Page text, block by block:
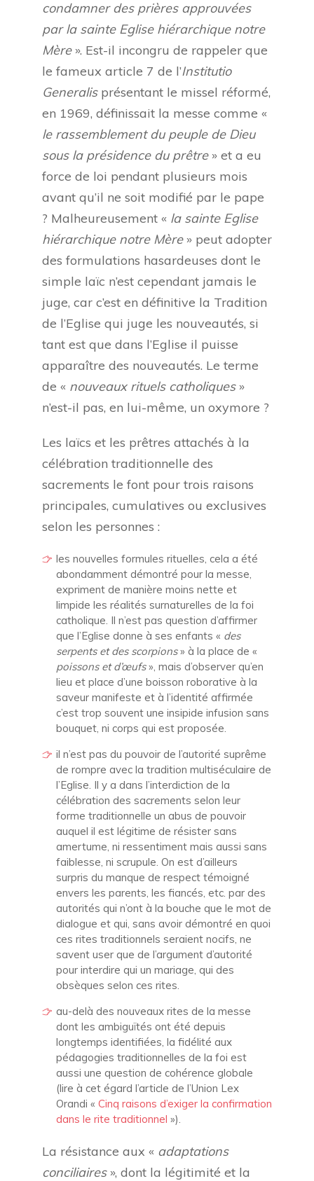
condamner des prières approuvées
par la sainte Eglise hiérarchique notre
Mère». Est-il incongru de rappeler que
le fameux article 7 de l’Institutio
Generalisprésentant le missel réformé,
en 1969, définissait la messe comme «
le rassemblement du peuple de Dieu
sous la présidence du prêtre» et a eu
force de loi pendant plusieurs mois
avant qu’il ne soit modifié par le pape
? Malheureusement « la sainte Eglise
hiérarchique notre Mère» peut adopter
des formulations hasardeuses dont le
simple laïc n’est cependant jamais le
juge, car c’est en définitive la Tradition
de l’Eglise qui juge les nouveautés, si
tant est que dans l’Eglise il puisse
apparaître des nouveautés. Le terme
de « nouveaux rituels catholiques»
n’est-il pas, en lui-même, un oxymore ?
Les laïcs et les prêtres attachés à la
célébration traditionnelle des
sacrements le font pour trois raisons
principales, cumulatives ou exclusives
selon les personnes :
les nouvelles formules rituelles, cela a été
abondamment démontré pour la messe,
expriment de manière moins nette et
limpide les réalités surnaturelles de la foi
catholique. Il n’est pas question d’affirmer
que l’Eglise donne à ses enfants « des
serpents et des scorpions» à la place de «
poissons et d’œufs», mais d’observer qu’en
lieu et place d’une boisson roborative à la
saveur manifeste et à l’identité affirmée
c’est trop souvent une insipide infusion sans
bouquet, ni corps qui est proposée.
il n’est pas du pouvoir de l’autorité suprême
de rompre avec la tradition multiséculaire de
l’Eglise. Il y a dans l’interdiction de la
célébration des sacrements selon leur
forme traditionnelle un abus de pouvoir
auquel il est légitime de résister sans
amertume, ni ressentiment mais aussi sans
faiblesse, ni scrupule. On est d’ailleurs
surpris du manque de respect témoigné
envers les parents, les fiancés, etc. par des
autorités qui n’ont à la bouche que le mot de
dialogue et qui, sans avoir démontré en quoi
ces rites traditionnels seraient nocifs, ne
savent user que de l’argument d’autorité
pour interdire qui un mariage, qui des
obsèques selon ces rites.
au-delà des nouveaux rites de la messe
dont les ambiguïtés ont été depuis
longtemps identifiées, la fidélité aux
pédagogies traditionnelles de la foi est
aussi une question de cohérence globale
(lire à cet égard l’article de l’Union Lex
Orandi « Cinq raisons d’exiger la confirmation
dans le rite traditionnel »).
La résistance aux « adaptations
conciliaires», dont la légitimité et la